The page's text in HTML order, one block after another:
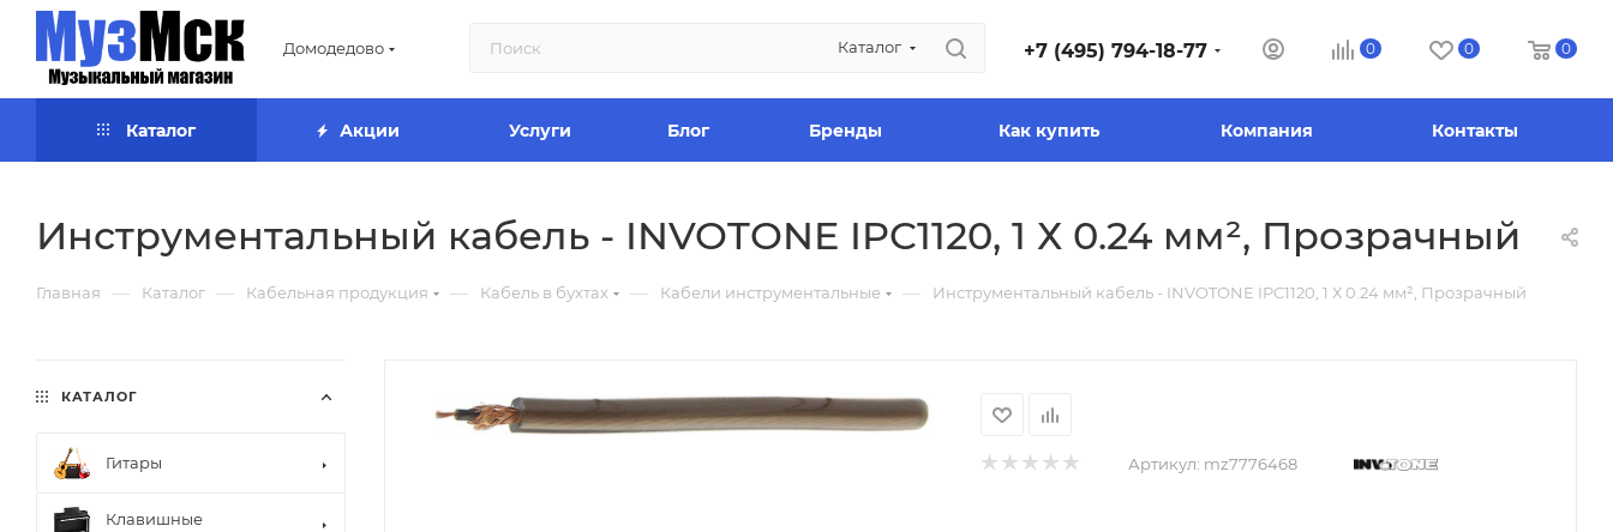
Домодедово Каталог +7 (495) 794-18-77 0 0 0
Каталог Акции Услуги Блог Бренды Как купить Компания Контакты
Инструментальный кабель - INVOTONE IPC1120, 1 Х 0.24 мм², Прозрачный
Главная — Каталог — Кабельная продукция — Кабель в бухтах — Кабели инструментальные — Инструментальный кабель - INVOTONE IPC1120, 1 Х 0.24 мм², Прозрачный
Артикул: mz7776468
КАТАЛОГ
Гитары
Клавишные